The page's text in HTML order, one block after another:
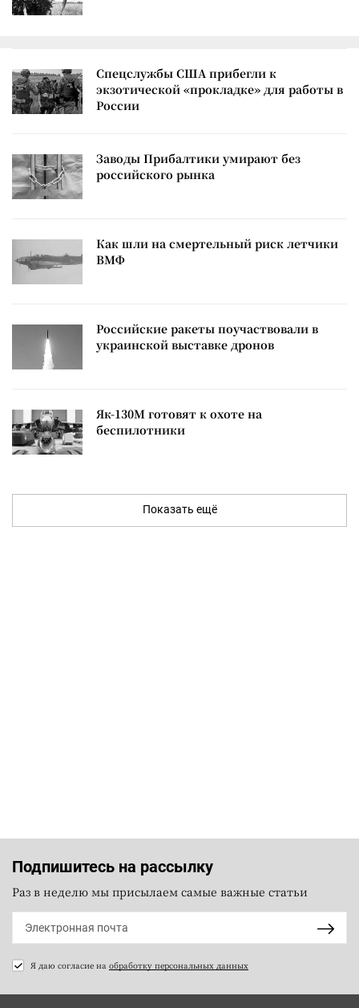
Спецслужбы США прибегли к
экзотической «прокладке» для работы в
России
Заводы Прибалтики умирают без
российского рынка
Как шли на смертельный риск летчики
ВМФ
Российские ракеты поучаствовали в
украинской выставке дронов
Як-130М готовят к охоте на
беспилотники
Показать ещё
Подпишитесь на рассылку
Раз в неделю мы присылаем самые важные статьи
Я даю согласие на обработку персональных данных